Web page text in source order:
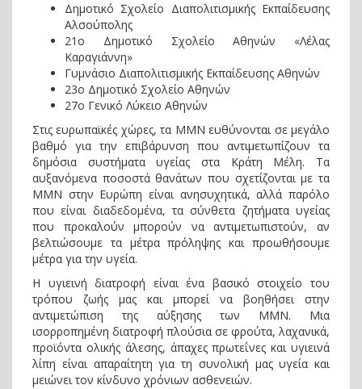
Δημοτικό Σχολείο Διαπολιτισμικής Εκπαίδευσης
Αλσούπολης
21ο Δημοτικό Σχολείο Αθηνών «Λέλας
Καραγιάννη»
Γυμνάσιο Διαπολιτισμικής Εκπαίδευσης Αθηνών
23ο Δημοτικό Σχολείο Αθηνών
27ο Γενικό Λύκειο Αθηνών
Στις ευρωπαϊκές χώρες, τα ΜΜΝ ευθύνονται σε μεγάλο
βαθμό για την επιβάρυνση που αντιμετωπίζουν τα
δημόσια συστήματα υγείας στα Κράτη Μέλη. Τα
αυξανόμενα ποσοστά θανάτων που σχετίζονται με τα
ΜΜΝ στην Ευρώπη είναι ανησυχητικά, αλλά παρόλο
που είναι διαδεδομένα, τα σύνθετα ζητήματα υγείας
που προκαλούν μπορούν να αντιμετωπιστούν, αν
βελτιώσουμε τα μέτρα πρόληψης και προωθήσουμε
μέτρα για την υγεία.
Η υγιεινή διατροφή είναι ένα βασικό στοιχείο του
τρόπου ζωής μας και μπορεί να βοηθήσει στην
αντιμετώπιση της αύξησης των ΜΜΝ. Μια
ισορροπημένη διατροφή πλούσια σε φρούτα, λαχανικά,
προϊόντα ολικής άλεσης, άπαχες πρωτεΐνες και υγιεινά
λίπη είναι απαραίτητη για τη συνολική μας υγεία και
μειώνει τον κίνδυνο χρόνιων ασθενειών.